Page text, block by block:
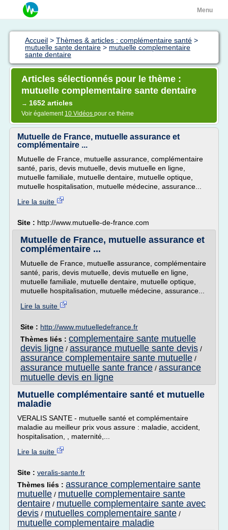
Menu
Accueil > Thèmes & articles : complémentaire santé >
mutuelle sante dentaire > mutuelle complementaire
sante dentaire
Articles sélectionnés pour le thème :
mutuelle complementaire sante dentaire
→ 1652 articles
Voir également 10 Vidéos pour ce thème
Mutuelle de France, mutuelle assurance et
complémentaire ...
Mutuelle de France, mutuelle assurance, complémentaire
santé, paris, devis mutuelle, devis mutuelle en ligne,
mutuelle familiale, mutuelle dentaire, mutuelle optique,
mutuelle hospitalisation, mutuelle médecine, assurance...
Lire la suite
Site : http://www.mutuelle-de-france.com
Mutuelle de France, mutuelle assurance et
complémentaire ...
Mutuelle de France, mutuelle assurance, complémentaire
santé, paris, devis mutuelle, devis mutuelle en ligne,
mutuelle familiale, mutuelle dentaire, mutuelle optique,
mutuelle hospitalisation, mutuelle médecine, assurance...
Lire la suite
Site : http://www.mutuelledefrance.fr
Thèmes liés : complementaire sante mutuelle
devis ligne / assurance mutuelle sante devis /
assurance complementaire sante mutuelle /
assurance mutuelle sante france / assurance
mutuelle devis en ligne
Mutuelle complémentaire santé et mutuelle
maladie
VERALIS SANTE - mutuelle santé et complémentaire
maladie au meilleur prix vous assure : maladie, accident,
hospitalisation, , maternité,...
Lire la suite
Site : veralis-sante.fr
Thèmes liés : assurance complementaire sante
mutuelle / mutuelle complementaire sante
dentaire / mutuelle complementaire sante avec
devis / mutuelles complementaire sante /
mutuelle complementaire maladie